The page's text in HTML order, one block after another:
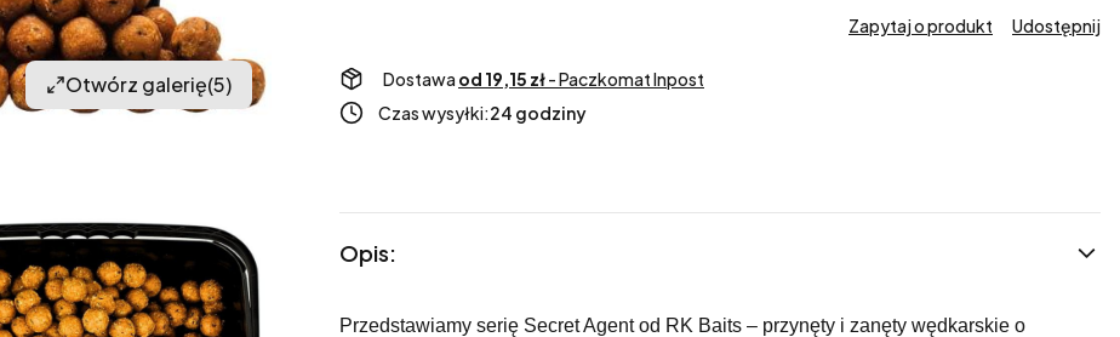
Otwórz galerię(5)
Zapytaj o produkt Udostępnij
Dostawa od 19,15 zł- Paczkomat Inpost
Czas wysyłki:24 godziny
Opis:
Przedstawiamy serię Secret Agent od RK Baits – przynęty i zanęty wędkarskie o